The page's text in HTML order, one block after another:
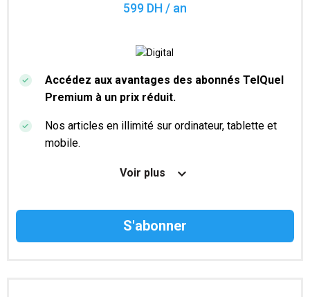
599 DH / an
Accédez aux avantages des abonnés TelQuel
Premium à un prix réduit.
Nos articles en illimité sur ordinateur, tablette et
mobile.
Le magazine TelQuel en numérique avant la sortie
Des informations confidentielles résérvées aux
Voir plus